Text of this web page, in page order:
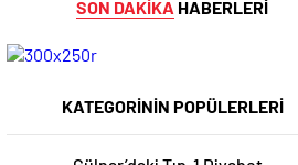
SON DAKİKA HABERLERİ
KATEGORİNİN POPÜLERLERİ